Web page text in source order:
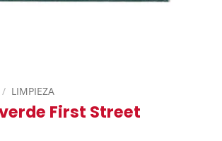
/ LIMPIEZA
First Street